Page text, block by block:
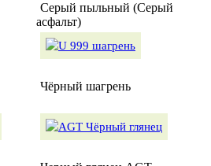
Серый пыльный (Серый
асфальт)
Чёрный шагрень